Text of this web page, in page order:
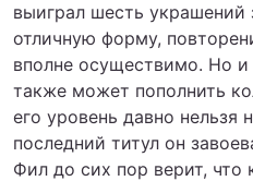
выиграл шесть украшений
отличную форму,
вполне осуществимо. Но и
также может пополнить
его уровень давно нельзя
последний титул он
Фил до сих пор верит,